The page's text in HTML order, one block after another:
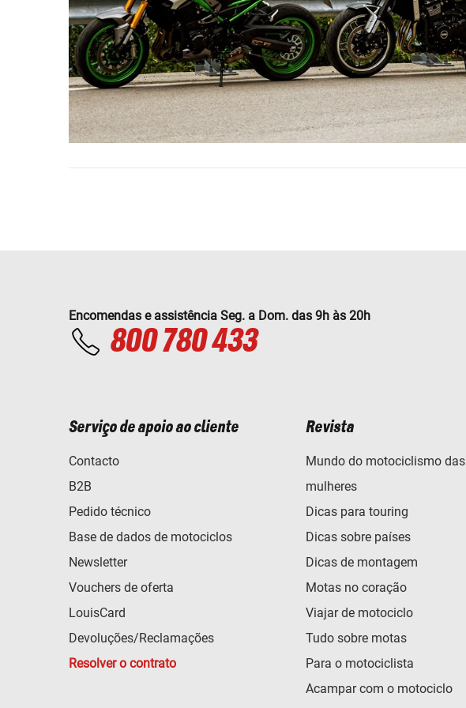
Encomendas e assistência Seg. a Dom. das 9h às 20h
800 780 433
Serviço de apoio ao cliente
Contacto
B2B
Pedido técnico
Base de dados de motociclos
Newsletter
Vouchers de oferta
LouisCard
Devoluções/Reclamações
Resolver o contrato
Revista
Mundo do motociclismo das
mulheres
Dicas para touring
Dicas sobre países
Dicas de montagem
Motas no coração
Viajar de motociclo
Tudo sobre motas
Para o motociclista
Acampar com o motociclo